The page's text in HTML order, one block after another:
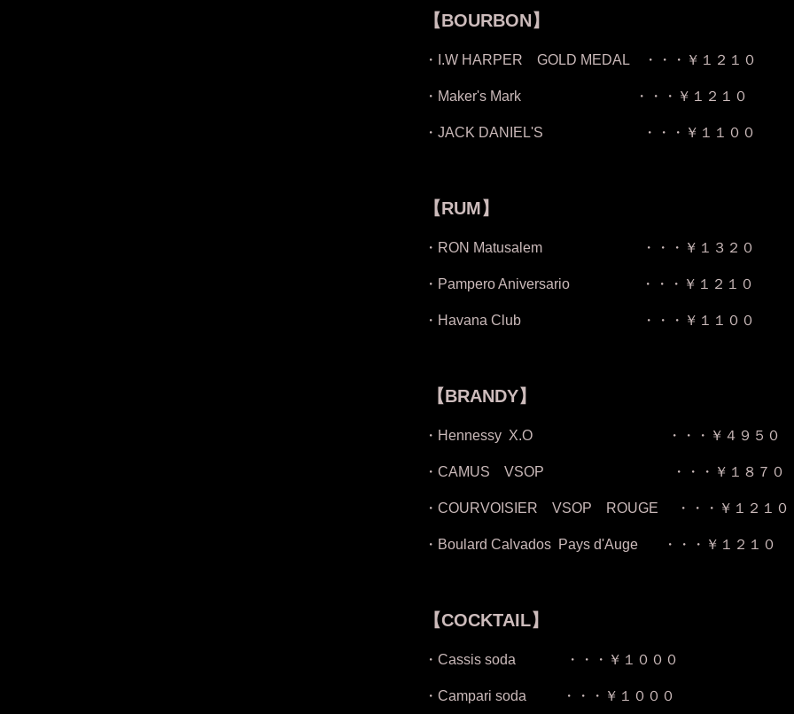
【BOURBON】
・I.W HARPER GOLD MEDAL ・・・￥１２１０
・Maker's Mark ・・・￥１２１０
・JACK DANIEL'S ・・・￥１１００
・・・and
【RUM】
・RON Matusalem ・・・￥１３２０
・Pampero Aniversario ・・・￥１２１０
・Havana Club ・・・￥１１００
・・・
【BRANDY】
・Hennessy X.O ・・・￥４９５０
・CAMUS VSOP ・・・￥１８７０
・COURVOISIER VSOP ROUGE ・・・￥１２１０
・Boulard Calvados Pays d'Auge ・・・￥１２１０
・・・and
【COCKTAIL】
・Cassis soda ・・・￥１０００
・Campari soda ・・・￥１０００